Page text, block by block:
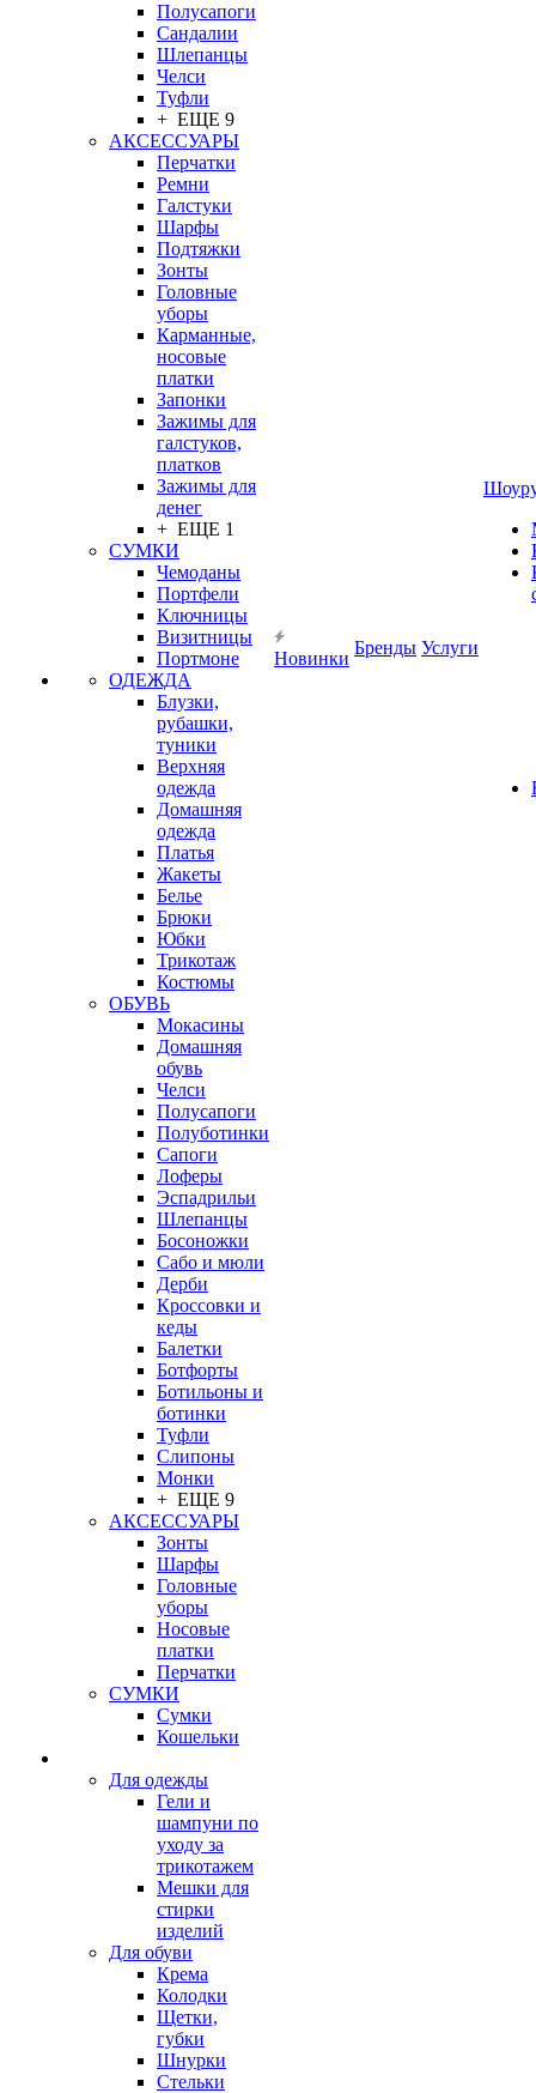
Полусапоги
Сандалии
Шлепанцы
Челси
Туфли
+ ЕЩЕ 9
АКСЕССУАРЫ
Перчатки
Ремни
Галстуки
Шарфы
Подтяжки
Зонты
Головные
уборы
Карманные,
носовые
платки
Запонки
Зажимы для
галстуков,
платков
Зажимы для
денег
+ ЕЩЕ 1
СУМКИ
Чемоданы
Портфели
Ключницы
Визитницы
Портмоне
ОДЕЖДА
Блузки,
рубашки,
туники
Верхняя
одежда
Домашняя
одежда
Платья
Жакеты
Белье
Брюки
Юбки
Трикотаж
Костюмы
ОБУВЬ
Мокасины
Домашняя
обувь
Челси
Полусапоги
Полуботинки
Сапоги
Лоферы
Эспадрильи
Шлепанцы
Босоножки
Сабо и мюли
Дерби
Кроссовки и
кеды
Балетки
Ботфорты
Ботильоны и
ботинки
Туфли
Слипоны
Монки
+ ЕЩЕ 9
АКСЕССУАРЫ
Зонты
Шарфы
Головные
уборы
Носовые
платки
Перчатки
СУМКИ
Сумки
Кошельки
Для одежды
Гели и
шампуни по
уходу за
трикотажем
Мешки для
стирки
изделий
Для обуви
Крема
Колодки
Щетки,
губки
Шнурки
Стельки
Новинки
Бренды Услуги